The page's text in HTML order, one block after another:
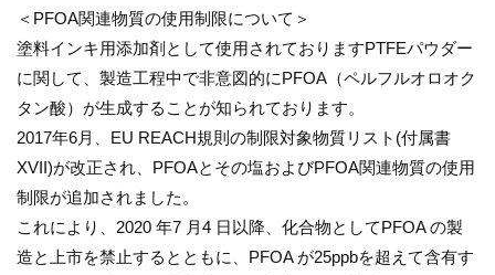
＜PFOA関連物質の使用制限について＞
塗料インキ用添加剤として使用されておりますPTFEパウダー
に関して、製造工程中で非意図的にPFOA（ペルフルオロオク
タン酸）が生成することが知られております。
2017年6月、EU REACH規則の制限対象物質リスト(付属書
XVII)が改正され、PFOAとその塩およびPFOA関連物質の使用
制限が追加されました。
これにより、2020 年7 月4 日以降、化合物としてPFOA の製
造と上市を禁止するとともに、PFOA が25ppbを超えて含有す